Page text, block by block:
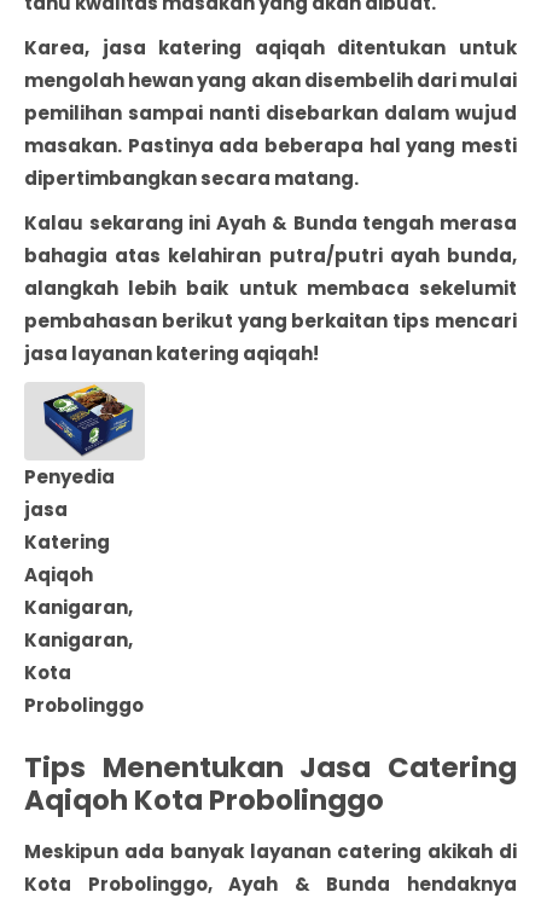
Karea, jasa katering aqiqah ditentukan untuk
mengolah hewan yang akan disembelih dari mulai
pemilihan sampai nanti disebarkan dalam wujud
masakan. Pastinya ada beberapa hal yang mesti
dipertimbangkan secara matang.
Kalau sekarang ini Ayah & Bunda tengah merasa
bahagia atas kelahiran putra/putri ayah bunda,
alangkah lebih baik untuk membaca sekelumit
pembahasan berikut yang berkaitan tips mencari
jasa layanan katering aqiqah!
Penyedia
jasa
Katering
Aqiqoh
Kanigaran,
Kanigaran,
Kota
Probolinggo
Tips Menentukan Jasa Catering
Aqiqoh Kota Probolinggo
Meskipun ada banyak layanan catering akikah di
Kota Probolinggo, Ayah & Bunda hendaknya